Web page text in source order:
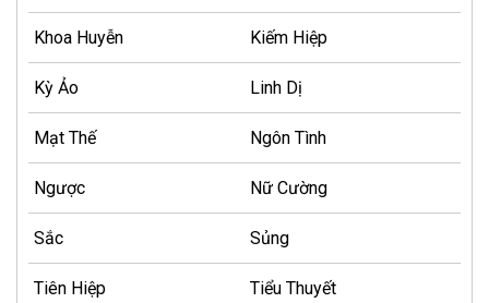
Khoa Huyễn Kiếm Hiệp
Kỳ Ảo Linh Dị
Mạt Thế Ngôn Tình
Ngược Nữ Cường
Sắc Sủng
Tiên Hiệp Tiểu Thuyết